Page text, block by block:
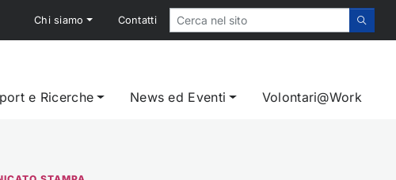
Chi siamo Contatti
e Ricerche News ed Eventi Volontari@Work